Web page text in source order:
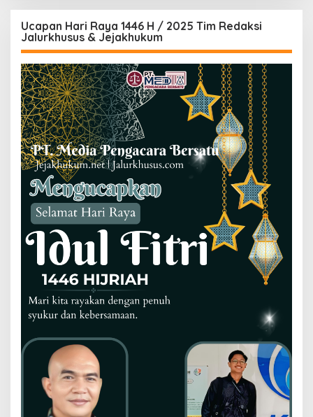
Ucapan Hari Raya 1446 H / 2025 Tim Redaksi
Jalurkhusus & Jejakhukum